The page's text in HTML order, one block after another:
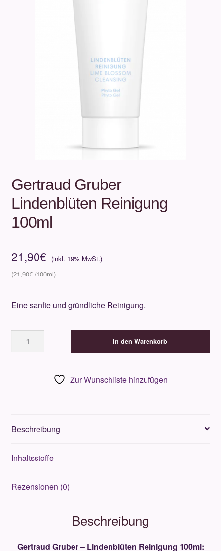
Gertraud Gruber
Lindenblüten Reinigung
100ml
21,90€
21,90€
Eine sanfte und gründliche Reinigung.
Gruber
In den Warenkorb
Zur Wunschliste hinzufügen
Beschreibung
Inhaltsstoffe
Rezensionen (0)
Beschreibung
Gertraud Gruber – Lindenblüten Reinigung 100ml: